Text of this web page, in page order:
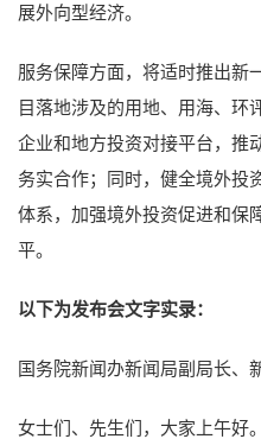
展外向型经济。
服务保障方面，将适时推出新
目落地涉及的用地、用海、环
企业和地方投资对接平台，推
务实合作；同时，健全境外投
体系，加强境外投资促进和保
平。
以下为发布会文字实录：
国务院新闻办新闻局副局长、
女士们、先生们，大家上午好